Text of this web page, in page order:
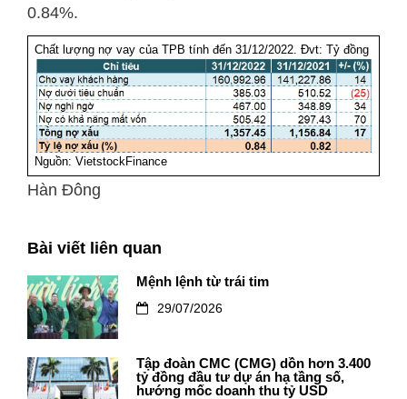
0.84%.
Chất lượng nợ vay của TPB tính đến 31/12/2022. Đvt: Tỷ đồng
Nguồn: VietstockFinance
Hàn Đông
Bài viết liên quan
Mệnh lệnh từ trái tim
29/07/2026
Tập đoàn CMC (CMG) dồn hơn 3.400
tỷ đồng đầu tư dự án hạ tầng số,
hướng mốc doanh thu tỷ USD